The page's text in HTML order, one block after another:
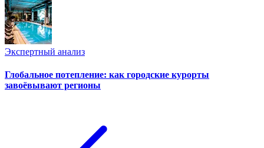
Экспертный анализ
Глобальное потепление: как городские курорты
завоёвывают регионы